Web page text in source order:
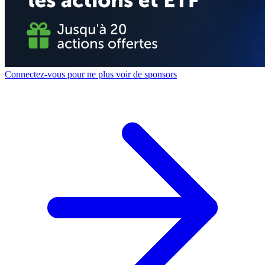
Connectez-vous pour ne plus voir de sponsors